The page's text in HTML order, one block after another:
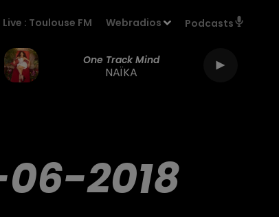
Live : Toulouse FM Webradios Podcasts
One Track Mind
NAÏKA
06-2018